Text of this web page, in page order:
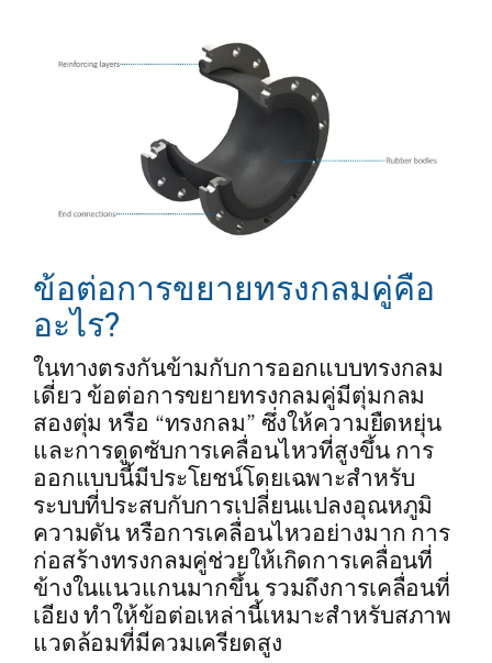
ข้อต่อการขยายทรงกลมคู่คือ
อะไร?
ในทางตรงกันข้ามกับการออกแบบทรงกลม
เดี่ยว ข้อต่อการขยายทรงกลมคู่มีตุ่มกลม
สองตุ่ม หรือ “ทรงกลม” ซึ่งให้ความยืดหยุ่น
และการดูดซับการเคลื่อนไหวที่สูงขึ้น การ
ออกแบบนี้มีประโยชน์โดยเฉพาะสำหรับ
ระบบที่ประสบกับการเปลี่ยนแปลงอุณหภูมิ
ความดัน หรือการเคลื่อนไหวอย่างมาก การ
ก่อสร้างทรงกลมคู่ช่วยให้เกิดการเคลื่อนที่
ข้างในแนวแกนมากขึ้น รวมถึงการเคลื่อนที่
เอียง ทำให้ข้อต่อเหล่านี้เหมาะสำหรับสภาพ
แวดล้อมที่มีควมเครียดสูง